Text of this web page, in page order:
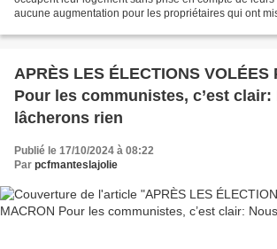
aucune augmentation pour les propriétaires qui ont
APRÈS LES ÉLECTIONS VOLÉES
Pour les communistes, c’est clair:
lâcherons rien
Publié le 17/10/2024 à 08:22
Par pcfmanteslajolie